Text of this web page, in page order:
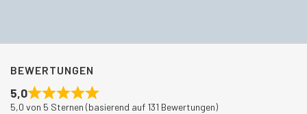
BEWERTUNGEN
5,0
5,0 von 5 Sternen (basierend auf 131 Bewertungen)